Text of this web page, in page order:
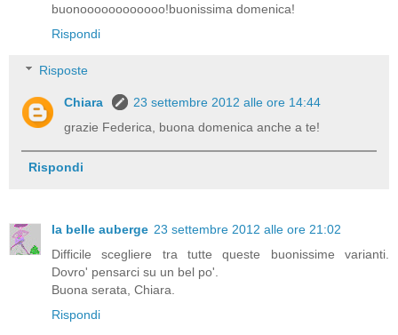
buonoooooooooooo!buonissima domenica!
Rispondi
Risposte
Chiara
23 settembre 2012 alle ore 14:44
grazie Federica, buona domenica anche a te!
Rispondi
la belle auberge 23 settembre 2012 alle ore 21:02
Difficile scegliere tra tutte queste buonissime varianti.
Dovro' pensarci su un bel po'.
Buona serata, Chiara.
Rispondi